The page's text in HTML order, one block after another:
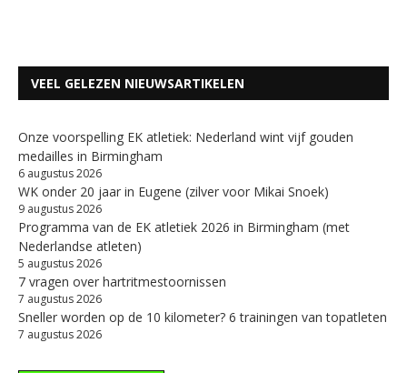
VEEL GELEZEN NIEUWSARTIKELEN
Onze voorspelling EK atletiek: Nederland wint vijf gouden
medailles in Birmingham
6 augustus 2026
WK onder 20 jaar in Eugene (zilver voor Mikai Snoek)
9 augustus 2026
Programma van de EK atletiek 2026 in Birmingham (met
Nederlandse atleten)
5 augustus 2026
7 vragen over hartritmestoornissen
7 augustus 2026
Sneller worden op de 10 kilometer? 6 trainingen van topatleten
7 augustus 2026